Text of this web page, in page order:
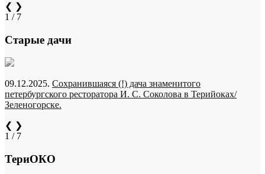
❮ ❯
1 / 7
Старые дачи
09.12.2025. Сохранившаяся (!) дача знаменитого
петербургского ресторатора И. С. Соколова в Терийоках/
Зеленогорске.
❮ ❯
1 / 7
ТериОКО